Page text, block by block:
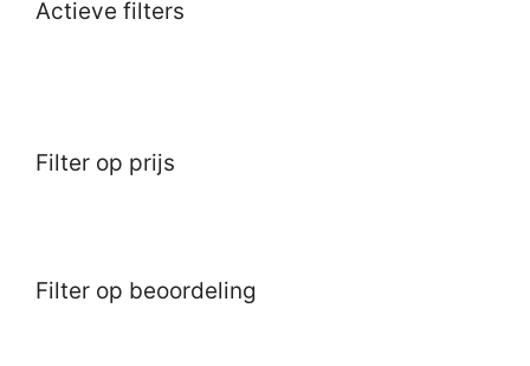
Actieve filters
Filter op prijs
Filter op beoordeling